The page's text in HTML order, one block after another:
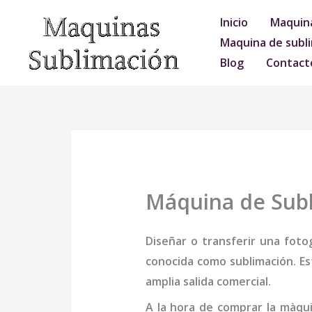
contenido
Inicio
Maquina de
Blog
Máquina de
Diseñar o transferir una
conocida como sublimación.
amplia salida comercial.
A la hora de comprar la